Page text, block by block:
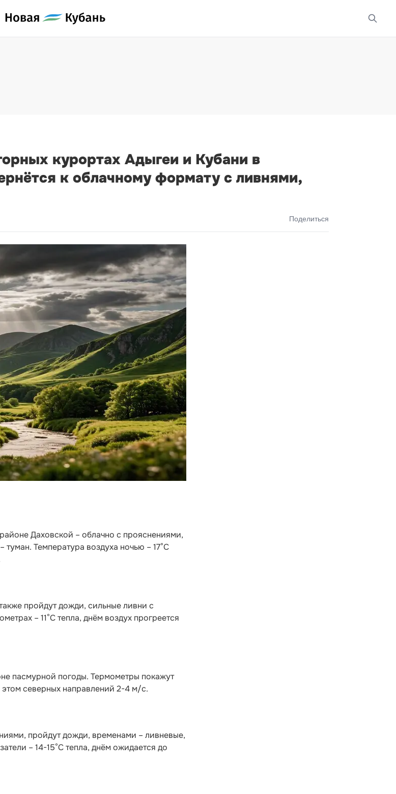
курортах Адыгеи и Кубани в
к облачному формату с ливнями,
Поделиться
Даховской – облачно с прояснениями,
Температура воздуха ночью – 17°С
пройдут дожди, сильные ливни с
– 11°С тепла, днём воздух прогреется
пасмурной погоды. Термометры покажут
этом северных направлений 2-4 м/с.
пройдут дожди, временами – ливневые,
– 14-15°С тепла, днём ожидается до